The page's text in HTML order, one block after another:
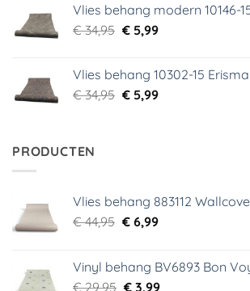
€ 39,95.€ 5,99.
Vlies behang modern 10146-
€34,95 Oorspronkelijke
€ 34,95.
€5,99Huidige
€ 5,99.
Vlies behang 10302-15
€34,95 Oorspronkelijke
€5,99Huidige
PRODUCTEN
Vlies behang 883112
€44,95 Oorspronkelijke
€ 44,95.
€6,99Huidige
€ 6,99.
Vinyl behang BV6893 Bon
€29,95 Oorspronkelijke
€3,99Huidige